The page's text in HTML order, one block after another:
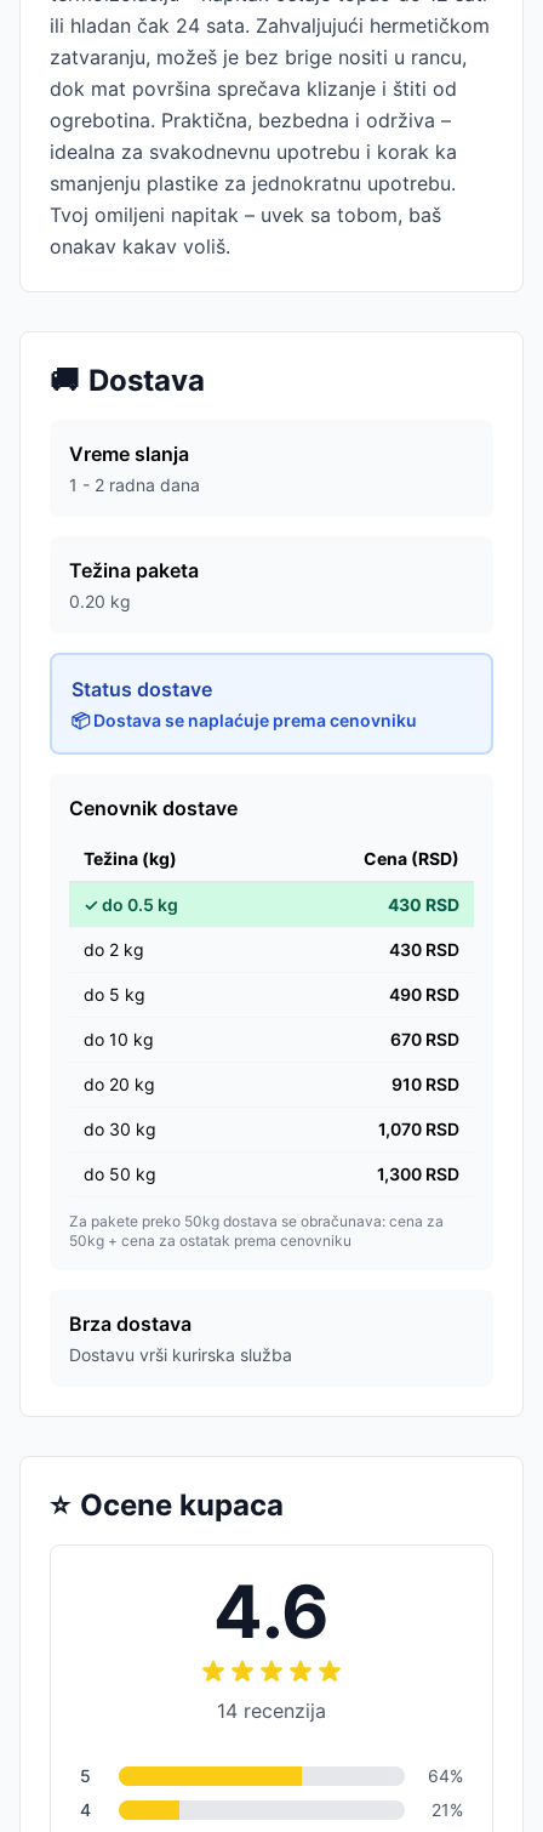
ili hladan čak 24 sata. Zahvaljujući hermetičkom
zatvaranju, možeš je bez brige nositi u rancu,
dok mat površina sprečava klizanje i štiti od
ogrebotina. Praktična, bezbedna i održiva –
idealna za svakodnevnu upotrebu i korak ka
smanjenju plastike za jednokratnu upotrebu.
Tvoj omiljeni napitak – uvek sa tobom, baš
onakav kakav voliš.
🚚 Dostava
Vreme slanja
1 - 2 radna dana
Težina paketa
0.20 kg
Status dostave
📦 Dostava se naplaćuje prema cenovniku
Cenovnik dostave
Težina (kg) Cena (RSD)
✓do 0.5 kg 430 RSD
do 2 kg 430 RSD
do 5 kg 490 RSD
do 10 kg 670 RSD
do 20 kg 910 RSD
do 30 kg 1,070 RSD
do 50 kg 1,300 RSD
Za pakete preko 50kg dostava se obračunava: cena za
50kg + cena za ostatak prema cenovniku
Brza dostava
Dostavu vrši kurirska služba
⭐ Ocene kupaca
4.6
14 recenzija
5 64%
4
21%